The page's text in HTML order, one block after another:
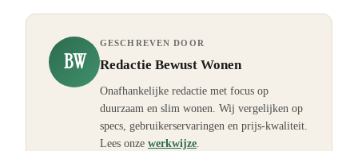
BW
GESCHREVEN DOOR
Redactie Bewust Wonen
Onafhankelijke redactie met focus op
duurzaam en slim wonen. Wij vergelijken op
specs, gebruikerservaringen en prijs-kwaliteit.
Lees onze werkwijze